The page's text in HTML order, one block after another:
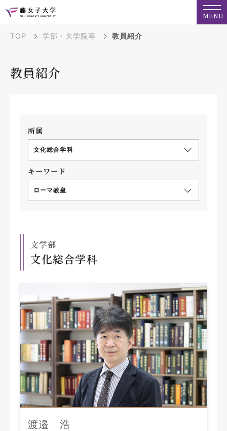
MENU
TOP 学部・大学院等 教員紹介
教員紹介
所属
文化総合学科
キーワード
ローマ教皇
文学部
文化総合学科
渡邉 浩